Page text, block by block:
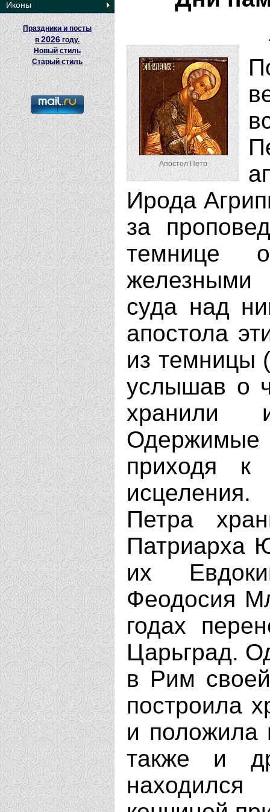
Иконы
Праздники и посты
в 2026 году.
Новый стиль
Старый стиль
Апостол Петр
Ирода
за
темнице
железными
суда над
апостола
из темницы
услышав о
хранили
приходя
исцеления.
Петра
Патриарха
их
Феодосия
годах
Царьград.
в Рим
построила
и положила
также и